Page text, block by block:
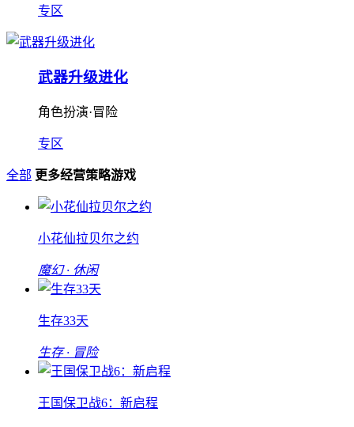
专区
武器升级进化
角色扮演·冒险
专区
全部 更多经营策略游戏
小花仙拉贝尔之约
魔幻 · 休闲
生存33天
生存 · 冒险
王国保卫战6：新启程